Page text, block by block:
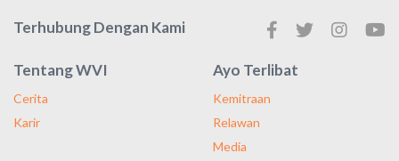
Terhubung Dengan Kami
Tentang WVI
Cerita
Karir
Ayo Terlibat
Kemitraan
Relawan
Media